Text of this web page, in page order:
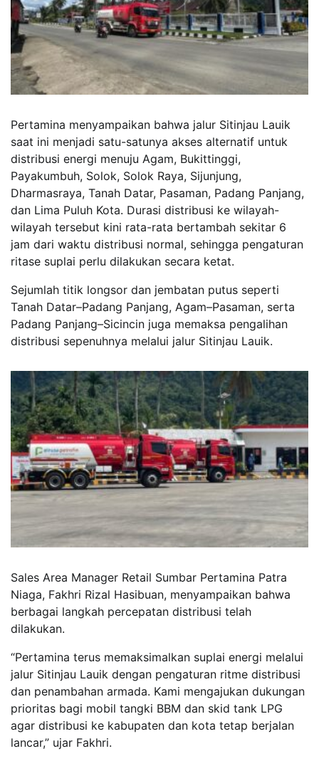
Pertamina menyampaikan bahwa jalur Sitinjau Lauik
saat ini menjadi satu-satunya akses alternatif untuk
distribusi energi menuju Agam, Bukittinggi,
Payakumbuh, Solok, Solok Raya, Sijunjung,
Dharmasraya, Tanah Datar, Pasaman, Padang Panjang,
dan Lima Puluh Kota. Durasi distribusi ke wilayah-
wilayah tersebut kini rata-rata bertambah sekitar 6
jam dari waktu distribusi normal, sehingga pengaturan
ritase suplai perlu dilakukan secara ketat.
Sejumlah titik longsor dan jembatan putus seperti
Tanah Datar–Padang Panjang, Agam–Pasaman, serta
Padang Panjang–Sicincin juga memaksa pengalihan
distribusi sepenuhnya melalui jalur Sitinjau Lauik.
Sales Area Manager Retail Sumbar Pertamina Patra
Niaga, Fakhri Rizal Hasibuan, menyampaikan bahwa
berbagai langkah percepatan distribusi telah
dilakukan.
“Pertamina terus memaksimalkan suplai energi melalui
jalur Sitinjau Lauik dengan pengaturan ritme distribusi
dan penambahan armada. Kami mengajukan dukungan
prioritas bagi mobil tangki BBM dan skid tank LPG
agar distribusi ke kabupaten dan kota tetap berjalan
lancar,” ujar Fakhri.